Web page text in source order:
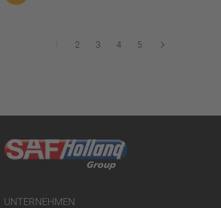
1 2 3 4 5
UNTERNEHMEN